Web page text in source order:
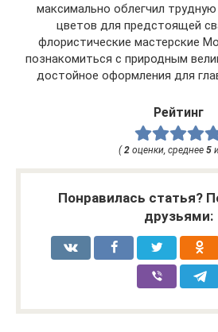
максимально облегчил
цветов для предстоящей
флористические мастерские
познакомиться с природным
достойное оформления для
Рейтинг
(2 оценки, среднее 5
Понравилась статья?
друзьями: